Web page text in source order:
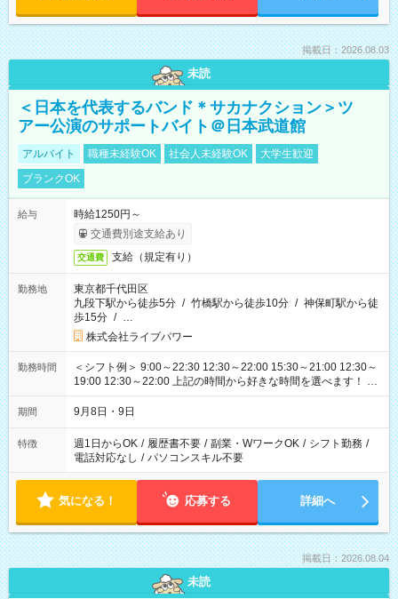
掲載日：2026.08.03
未読
＜日本を代表するバンド＊サカナクション＞ツ
アー公演のサポートバイト＠日本武道館
アルバイト 職種未経験OK 社会人未経験OK
大学生歓迎
ブランクOK
給与
時給1250円～
交通費別途支給あり
交通費 支給（規定有り）
勤務地
東京都千代田区
九段下駅から徒歩5分 / 竹橋駅から徒歩10分 / 神保町駅から徒
歩15分 / …
株式会社ライブパワー
勤務時間
＜シフト例＞ 9:00～22:30 12:30～22:00 15:30～21:00 12:30～
19:00 12:30～22:00 上記の時間から好きな時間を選べます！ ※
時間は変更となる可能性があります
期間 9月8日・9日
特徴 週1日からOK / 履歴書不要 / 副業・WワークOK / シフト勤務 /
電話対応なし / パソコンスキル不要
気になる！ 応募する 詳細へ
掲載日：2026.08.04
未読